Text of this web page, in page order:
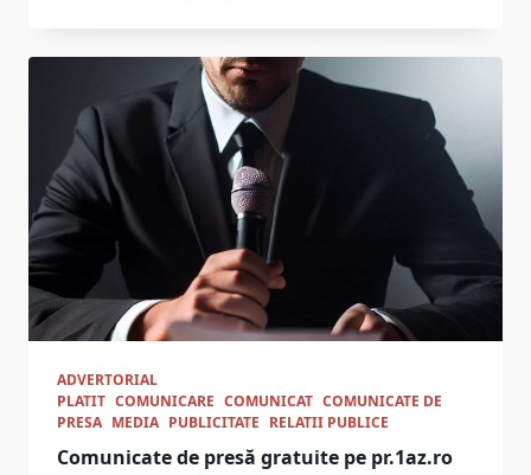
ADVERTORIAL
PLATIT COMUNICARE COMUNICAT COMUNICATE DE
PRESA MEDIA PUBLICITATE RELATII PUBLICE
Comunicate de presă gratuite pe pr.1az.ro